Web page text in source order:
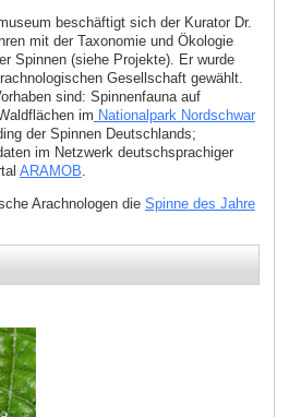
beschäftigt sich der Kurator Dr.
mit der Taxonomie und Ökologie
Spinnen (siehe Projekte). Er wurde
Gesellschaft gewählt.
sind: Spinnenfauna auf
im Nationalpark Nordschwar
der Spinnen Deutschlands;
im Netzwerk deutschsprachiger
ARAMOB
Arachnologen die Spinne des Jahre